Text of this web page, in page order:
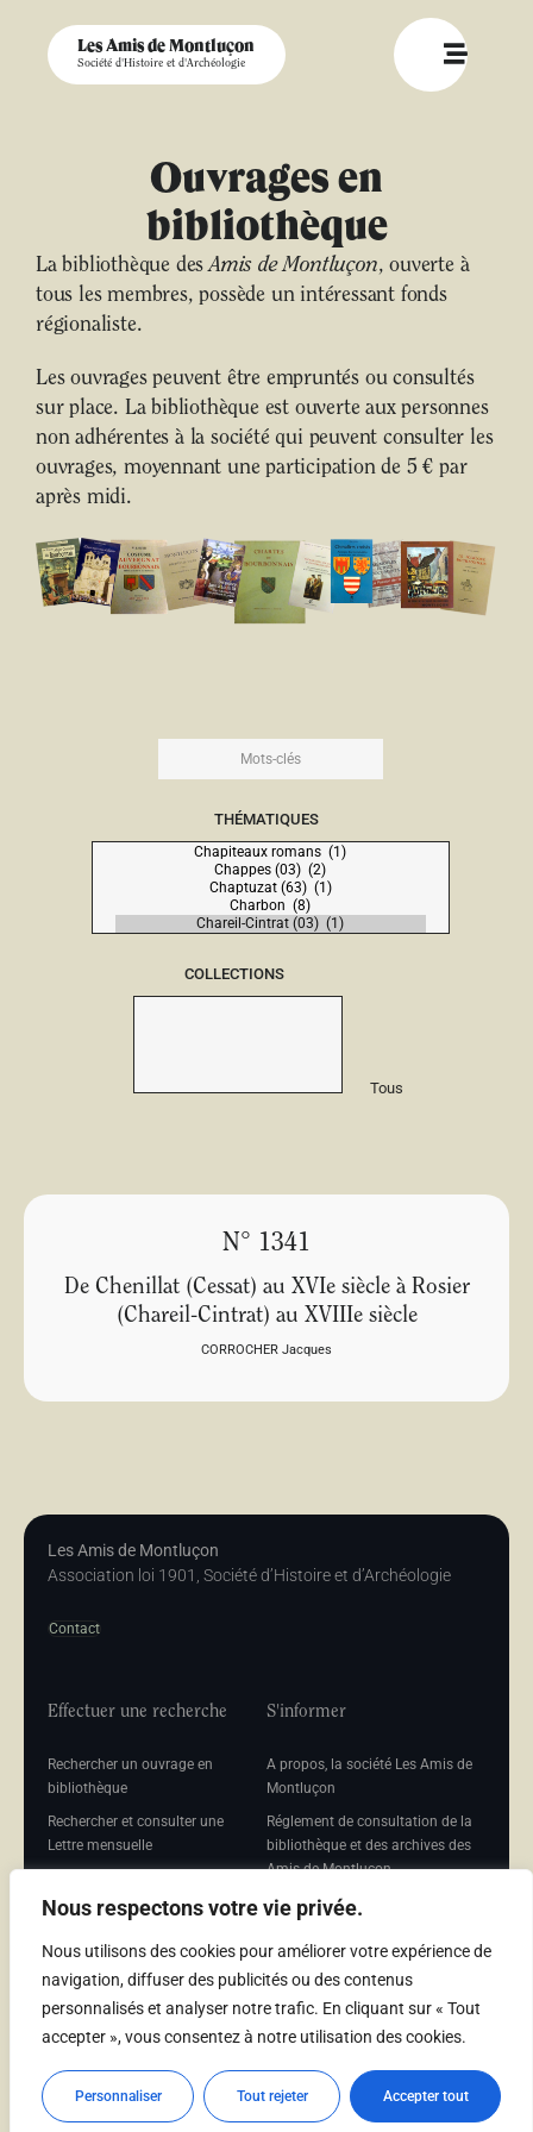
Nous respectons votre vie privée.
Nous utilisons des cookies pour améliorer votre expérience de
navigation, diffuser des publicités ou des contenus
personnalisés et analyser notre trafic. En cliquant sur « Tout
accepter », vous consentez à notre utilisation des cookies.
Personnaliser Tout rejeter Accepter tout
Les Amis de Montluçon
Société d'Histoire et d'Archéologie
Ouvrages en
bibliothèque
La bibliothèque desAmis de Montluçon, ouverte à
tous les membres, possède un intéressant fonds
régionaliste.
Les ouvrages peuvent être empruntés ou consultés
sur place. La bibliothèque est ouverte aux personnes
non adhérentes à la société qui peuvent consulter les
ouvrages, moyennant une participation de 5 € par
après midi.
THÉMATIQUES
COLLECTIONS
Tous
N° 1341
De Chenillat (Cessat) au XVIe siècle à Rosier
(Chareil-Cintrat) au XVIIIe siècle
CORROCHER Jacques
Les Amis de Montluçon
Association loi 1901, Société d’Histoire et d’Archéologie
Contact
Effectuer une recherche
Rechercher un ouvrage en
bibliothèque
Rechercher et consulter une
Lettre mensuelle
mensuelle
S'informer
A propos, la société Les Amis de
Montluçon
Réglement de consultation de la
bibliothèque et des archives des
Amis de Montluçon
Mentions légales
Adhérer